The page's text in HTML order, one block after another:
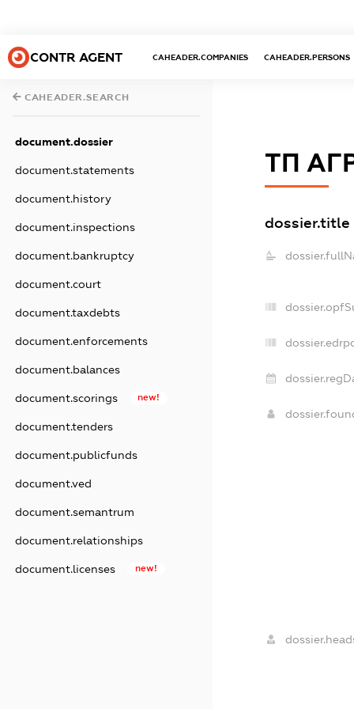
CONTR AGENT CAHEADER.COMPANIES CAHEADER.PERSONS
CAHEADER.SEARCH
document.dossier
document.statements
document.history
document.inspections
document.bankruptcy
document.court
document.taxdebts
document.enforcements
document.balances
document.scorings new!
document.tenders
document.publicfunds
document.ved
document.semantrum
document.relationships
document.licenses new!
ТП
dossier.title